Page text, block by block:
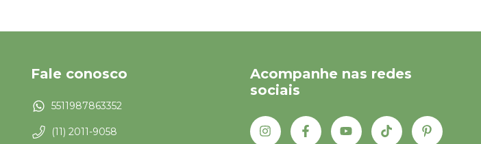
Fale conosco
5511987863352
(11) 2011-9058
Acompanhe nas redes
sociais